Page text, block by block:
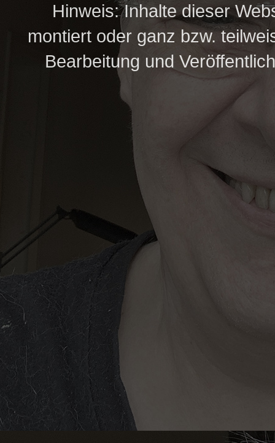
Hinweis: Inhalte dieser
montiert oder ganz bzw.
Bearbeitung und